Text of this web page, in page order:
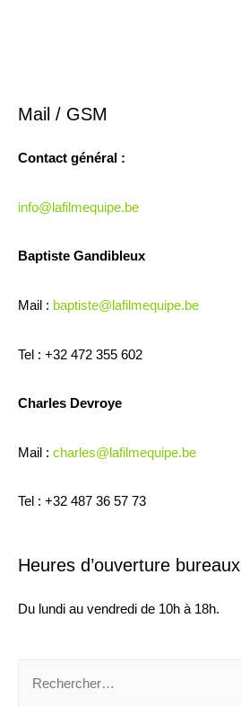
Mail / GSM
Contact général :
info@lafilmequipe.be
Baptiste Gandibleux
Mail : baptiste@lafilmequipe.be
Tel : +32 472 355 602
Charles Devroye
Mail : charles@lafilmequipe.be
Tel : +32 487 36 57 73
Heures d’ouverture bureaux
Du lundi au vendredi de 10h à 18h.